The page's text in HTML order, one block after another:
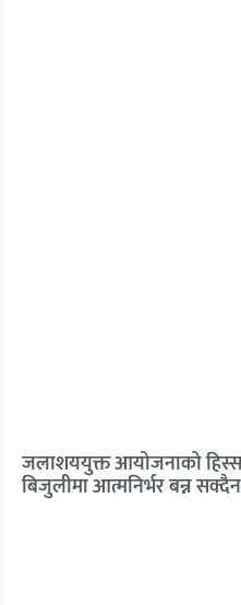
जलाशययुक्त आयोजनाको
बिजुलीमा आत्मनिर्भर बन्न